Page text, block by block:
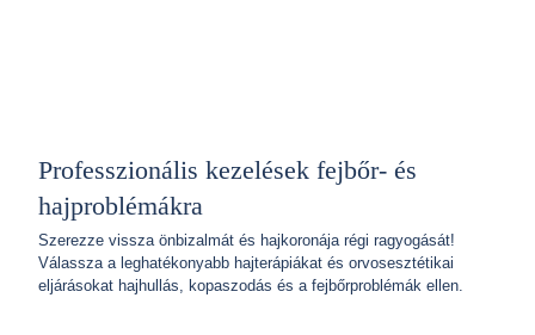
Professzionális kezelések fejbőr- és
hajproblémákra
Szerezze vissza önbizalmát és hajkoronája régi ragyogását!
Válassza a leghatékonyabb hajterápiákat és orvosesztétikai
eljárásokat hajhullás, kopaszodás és a fejbőrproblémák ellen.